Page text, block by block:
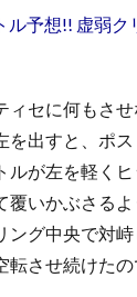
ル予想!! 虚弱
セに何もさせ
を出すと、ポ
ルが左を軽く
覆いかぶさる
ング中央で対
させ続けたの